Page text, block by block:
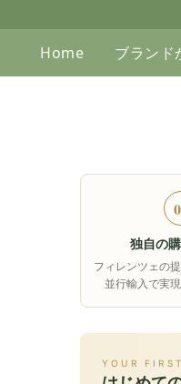
Home ブランド
独自の
フィレンツェの
並行輸入で実
YOUR